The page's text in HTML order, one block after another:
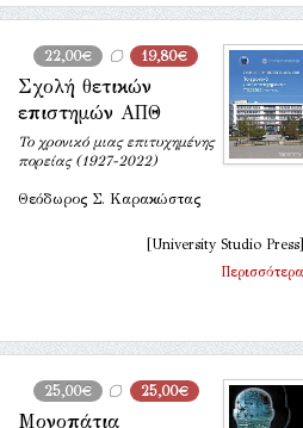
22,00€ 19,80€
Σχολή θετικών
επιστημών ΑΠΘ
Το χρονικό μιας επιτυχημένης
πορείας (1927-2022)
Θεόδωρος Σ. Καρακώστας
[University Studio Press]
Περισσότερα
25,00€
25,00€
Μονοπάτια